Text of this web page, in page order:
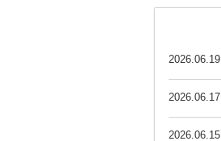
2026.06.19
2026.06.17
2026.06.15